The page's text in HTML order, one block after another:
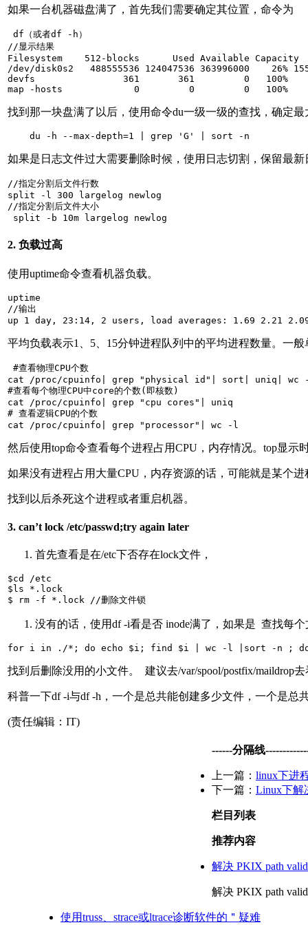
如果一台机器磁盘满了，首先我们需要确定其位置，命令为
df（或者df -h）
//显示结果
Filesystem    512-blocks      Used Available Capacity
/dev/disk0s2   488555536 124047536 363996000    26%
devfs                361       361         0   100%
map -hosts             0         0         0   100%
找到那一块盘满了以后，使用命令du一级一级的查找，确定最
    du -h --max-depth=1 | grep 'G' | sort -n
如果是日志文件过大需要删除时候，使用日志切割，保留最新
//指定分割后文件行数
split -l 300 largelog newlog
//指定分割后文件大小
split -b 10m largelog newlog
2. 负载过高
使用uptime命令查看机器负载。
uptime
//输出
up 1 day, 23:14, 2 users, load averages: 1.69 2.21
平均负载表示1、5、15分钟进程队列中的平均进程数量。一
#查看物理CPU个数
cat /proc/cpuinfo| grep "physical id"| sort| uniq| wc
#查看每个物理CPU中core的个数(即核数)
cat /proc/cpuinfo| grep "cpu cores"| uniq
# 查看逻辑CPU的个数
cat /proc/cpuinfo| grep "processor"| wc -l
然后使用top命令查看每个进程占用CPU，内存情况。top显示
如果没有进程占用大量CPU，内存资源的话，可能就是某个
找到以后杀死这个进程或者重启机器。
3. can’t lock /etc/passwd;try again later
首先查看是在/etc下否存在lock文件，
$cd /etc
$ls *.lock
$ rm -f *.lock //删除文件锁
没有的话，使用df -i看是否 inode满了，如果是 查找每
for i in ./*; do echo $i; find $i | wc -l |sort -n ;
找到后删除没用的小文件。 建议去/var/spool/postfix/maildrop
科普一下df -i与df -h，一个是总共能创建多少文件，一个是总
(责任编辑：IT)
------分隔线
上一篇： linux下进
下一篇： Linux下解
栏目列表
推荐内容
解决 PKIX path
解决 PKIX path
使用truss、strace或ltrace诊断软件的＂疑难